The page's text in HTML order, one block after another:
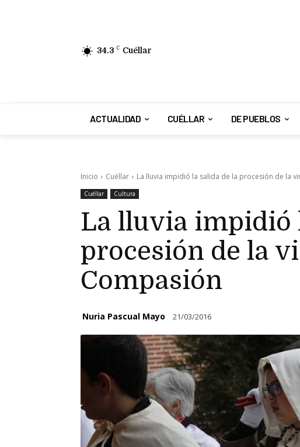
34.3 C Cuéllar
ACTUALIDAD CUÉLLAR DE PUEBLOS
Inicio Cuéllar La lluvia impidió la salida de la procesión de la
Cuéllar Cultura
La lluvia impidió
procesión de la
Compasión
Nuria Pascual Mayo 21/03/2016